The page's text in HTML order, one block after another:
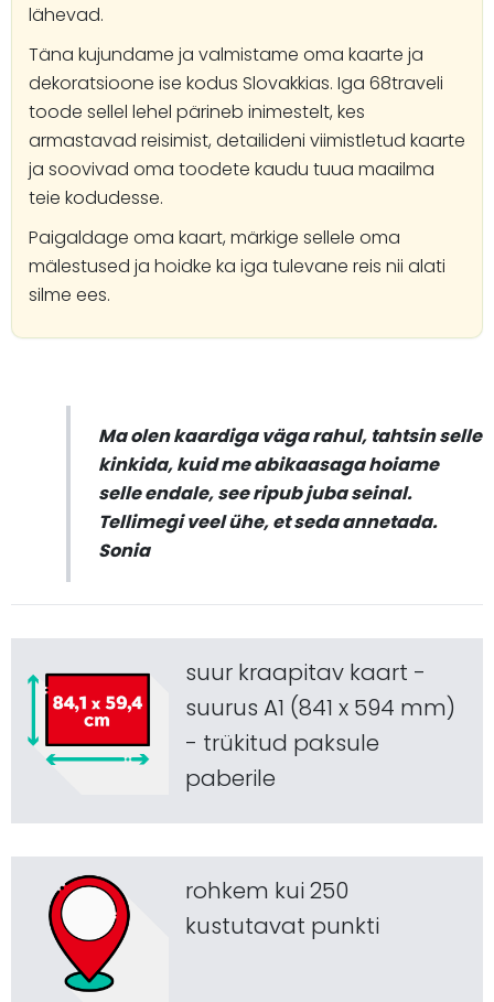
lähevad.
Täna kujundame ja valmistame oma kaarte ja
dekoratsioone ise kodus Slovakkias. Iga 68traveli
toode sellel lehel pärineb inimestelt, kes
armastavad reisimist, detailideni viimistletud kaarte
ja soovivad oma toodete kaudu tuua maailma
teie kodudesse.
Paigaldage oma kaart, märkige sellele oma
mälestused ja hoidke ka iga tulevane reis nii alati
silme ees.
Ma olen kaardiga väga rahul, tahtsin selle
kinkida, kuid me abikaasaga hoiame
selle endale, see ripub juba seinal.
Tellimegi veel ühe, et seda annetada.
Sonia
suur kraapitav kaart -
suurus A1 (841 x 594 mm)
- trükitud paksule
paberile
rohkem kui 250
kustutavat punkti